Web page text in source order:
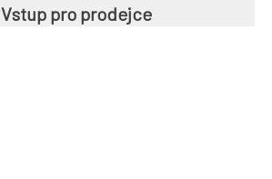
Vstup pro prodejce